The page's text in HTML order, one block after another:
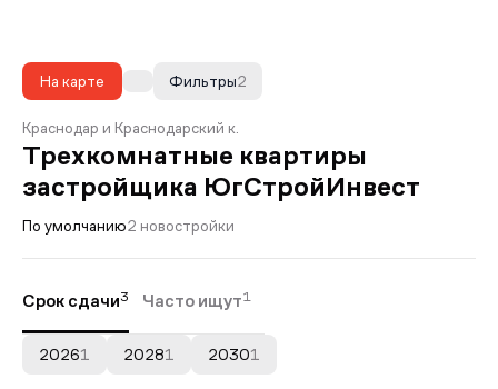
На карте 2
Фильтры
Краснодар и Краснодарский к.
Трехкомнатные квартиры
застройщика ЮгСтройИнвест
По умолчанию2 новостройки
Срок сдачи3 Часто ищут1
20261 20281 20301